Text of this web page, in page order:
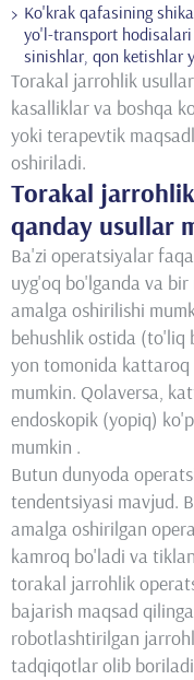
Ko'krak qafasining
yo'l-transport
sinishlar, qon ketishlar
Torakal jarrohlik
kasalliklar va boshqa
yoki terapevtik
oshiriladi.
Torakal
qanday usullar
Ba'zi operatsiyalar
uyg'oq bo'lganda va
amalga oshirilishi
behushlik ostida (to'liq
yon tomonida kattaroq
mumkin. Qolaversa,
endoskopik (yopiq)
mumkin .
Butun dunyoda
tendentsiyasi mavjud.
amalga oshirilgan
kamroq bo'ladi va
torakal jarrohlik
bajarish maqsad
robotlashtirilgan
tadqiqotlar olib